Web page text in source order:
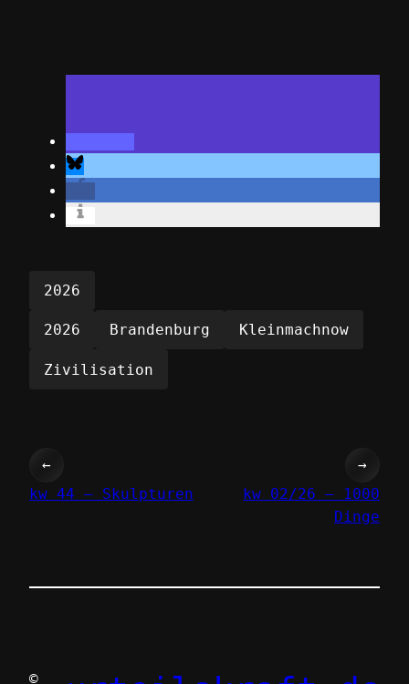
2026
2026 Brandenburg Kleinmachnow
Zivilisation
←
kw 44 – Skulpturen
kw 02/26 – 1000
Dinge
→
©